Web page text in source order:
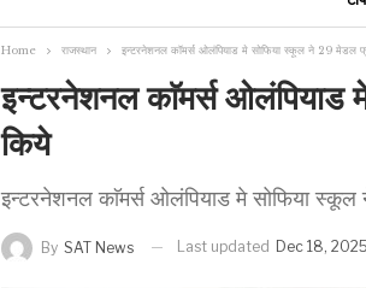
Home राजस्थान इन्टरनेशनल काॅमर्स ओलंपियाड मे सोफिया स्कूल ने 29 मेडल
इन्टरनेशनल काॅमर्स ओलंपियाड
किये
इन्टरनेशनल काॅमर्स ओलंपियाड मे सोफिया स्कूल
By SAT News Last updated Dec 18, 2025